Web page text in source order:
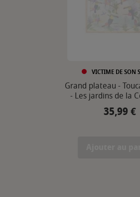
VICTIME DE SON
Grand plateau -
- Les jardins de la
Prix
35,99 €